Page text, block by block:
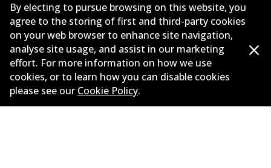
ติดต่อ
นโยบายความเป็นส่วนตัว
การรับประกัน
ข้อกำหนดและเงื่อนไข
นโยบายการแจ้งเบาะแส
By electing to pursue browsing on this website, you
agree to the storing of first and third-party cookies
on your web browser to enhance site navigation,
analyse site usage, and assist in our marketing
effort. For more information on how we use
cookies, or to learn how you can disable cookies
please see our Cookie Policy.